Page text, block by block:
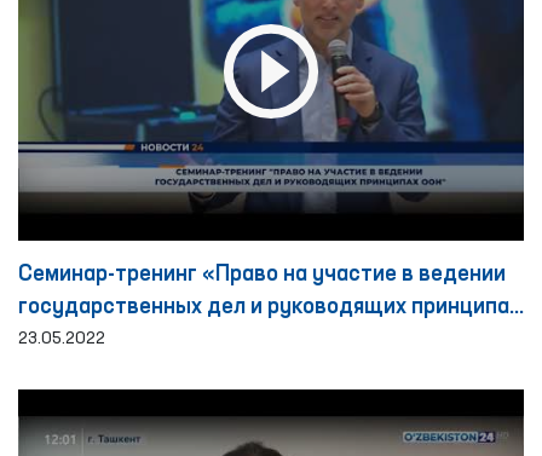
Семинар-тренинг «Право на участие в ведении
государственных дел и руководящих принципах
ООН»
23.05.2022